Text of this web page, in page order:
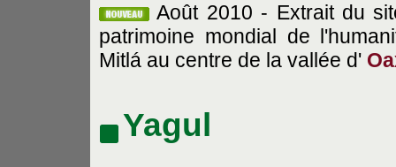
Août 2010 - Extrait du
patrimoine mondial de
Mitlá au centre de la vallée d'
Yagul